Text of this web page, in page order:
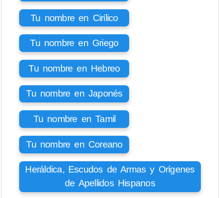
Tu nombre en Cirílico
Tu nombre en Griego
Tu nombre en Hebreo
Tu nombre en Japonés
Tu nombre en Tamil
Tu nombre en Coreano
Heráldica, Escudos de Armas y Orígenes
de Apellidos Hispanos